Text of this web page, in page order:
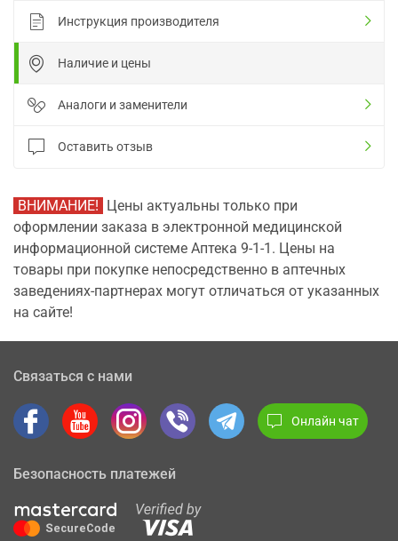
Инструкция производителя
Наличие и цены
Аналоги и заменители
Оставить отзыв
ВНИМАНИЕ! Цены актуальны только при
оформлении заказа в электронной медицинской
информационной системе Аптека 9-1-1. Цены на
товары при покупке непосредственно в аптечных
заведениях-партнерах могут отличаться от указанных
на сайте!
Связаться с нами
Онлайн чат
Безопасность платежей